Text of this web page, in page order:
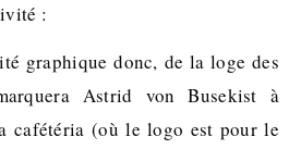
:
graphique donc, de la loge des
Astrid von Busekist à
cafétéria (où le logo est pour le